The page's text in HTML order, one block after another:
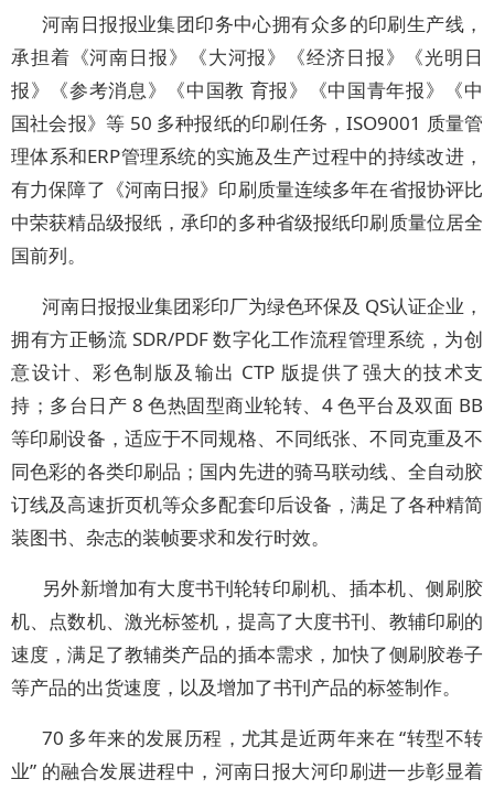
河南日报报业集团印务中心拥有众多的印刷生产线，
承担着《河南日报》《大河报》《经济日报》《光明日
报》《参考消息》《中国教 育报》《中国青年报》《中
国社会报》等 50 多种报纸的印刷任务，ISO9001 质量管
理体系和ERP管理系统的实施及生产过程中的持续改进，
有力保障了《河南日报》印刷质量连续多年在省报协评比
中荣获精品级报纸，承印的多种省级报纸印刷质量位居全
国前列。
河南日报报业集团彩印厂为绿色环保及 QS认证企业，
拥有方正畅流 SDR/PDF 数字化工作流程管理系统，为创
意设计、彩色制版及输出 CTP 版提供了强大的技术支
持；多台日产 8 色热固型商业轮转、4 色平台及双面 BB
等印刷设备，适应于不同规格、不同纸张、不同克重及不
同色彩的各类印刷品；国内先进的骑马联动线、全自动胶
订线及高速折页机等众多配套印后设备，满足了各种精简
装图书、杂志的装帧要求和发行时效。
另外新增加有大度书刊轮转印刷机、插本机、侧刷胶
机、点数机、激光标签机，提高了大度书刊、教辅印刷的
速度，满足了教辅类产品的插本需求，加快了侧刷胶卷子
等产品的出货速度，以及增加了书刊产品的标签制作。
70 多年来的发展历程，尤其是近两年来在 “转型不转
业” 的融合发展进程中，河南日报大河印刷进一步彰显着